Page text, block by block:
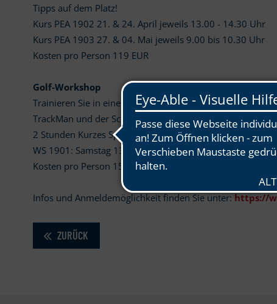
Tipps auf dem Platz!
Kurs PEA 1902 21. & 24. April jeweils 13.00 - 14.30 Uhr
Kurs PEA 1903 27. & 04. Mai jeweils 9.00 bis 10.30 Uhr
Kosten pro Person 119 EUR
Golf-Workshop
Trainieren Sie in einer kleinen Gruppe systematisch die
TrackMan und der Scope Videoanalyse mehr aus Ihrem
2 Stunden Kurzes Spiel (Putten, Chippen, Pitchen,
WS 1901: Samstag 13. April von 12.00 bis 17.00 Uhr
Kosten pro Person 159 EUR
Infos und Anmeldemöglichkeit finden Sie unter: https://
ZURÜCK